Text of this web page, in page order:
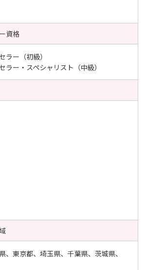
資格
ラー（初級）
ラー・スペシャリスト（中級）
、東京都、埼玉県、千葉県、茨城県、